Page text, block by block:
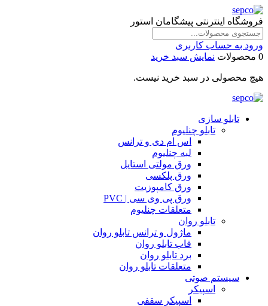
فروشگاه اینترنتی پیشگامان استور
ورود به حساب کاربری
0 محصولات
نمایش سبد خرید
هیچ محصولی در سبد خرید نیست.
تابلو سازی
تابلو چنلیوم
اس ام دی و ترانس
لبه چنلیوم
ورق مولتی استایل
ورق پلکسی
ورق کامپوزیت
ورق پی وی سی | PVC
متعلقات چنلیوم
تابلو روان
ماژول و ترانس تابلو روان
قاب تابلو روان
برد تابلو روان
متعلقات تابلو روان
سیستم صوتی
اسپیکر
اسپیکر سقفی